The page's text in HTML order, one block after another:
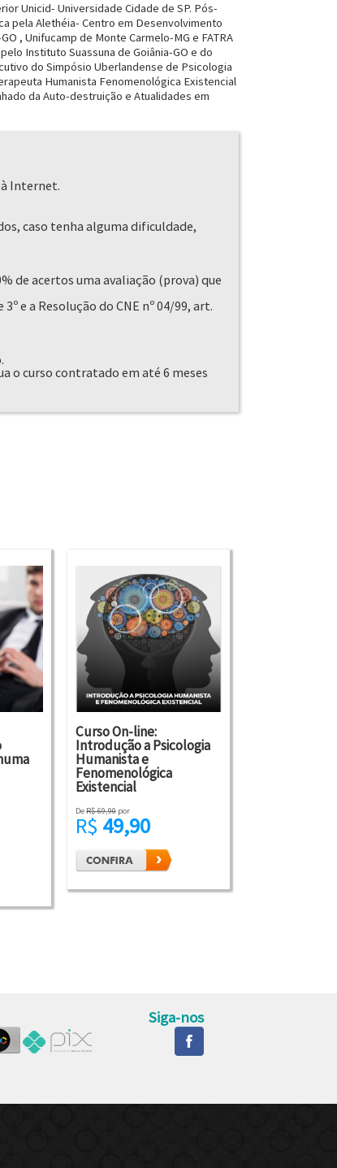
Unicid- Universidade Cidade de SP. Pós-
pela Alethéia- Centro em Desenvolvimento
, Unifucamp de Monte Carmelo-MG e FATRA
Instituto Suassuna de Goiânia-GO e do
do Simpósio Uberlandense de Psicologia
Humanista Fenomenológica Existencial
da Auto-destruição e Atualidades em
Internet.
caso tenha alguma dificuldade,
de acertos uma avaliação (prova) que
e a Resolução do CNE nº 04/99, art.
o curso contratado em até 6 meses
Curso On-line:
Introdução a Psicologia
Humanista e
Fenomenológica
Existencial
DeR$ 69,90 por
R$ 49,90
Siga-nos